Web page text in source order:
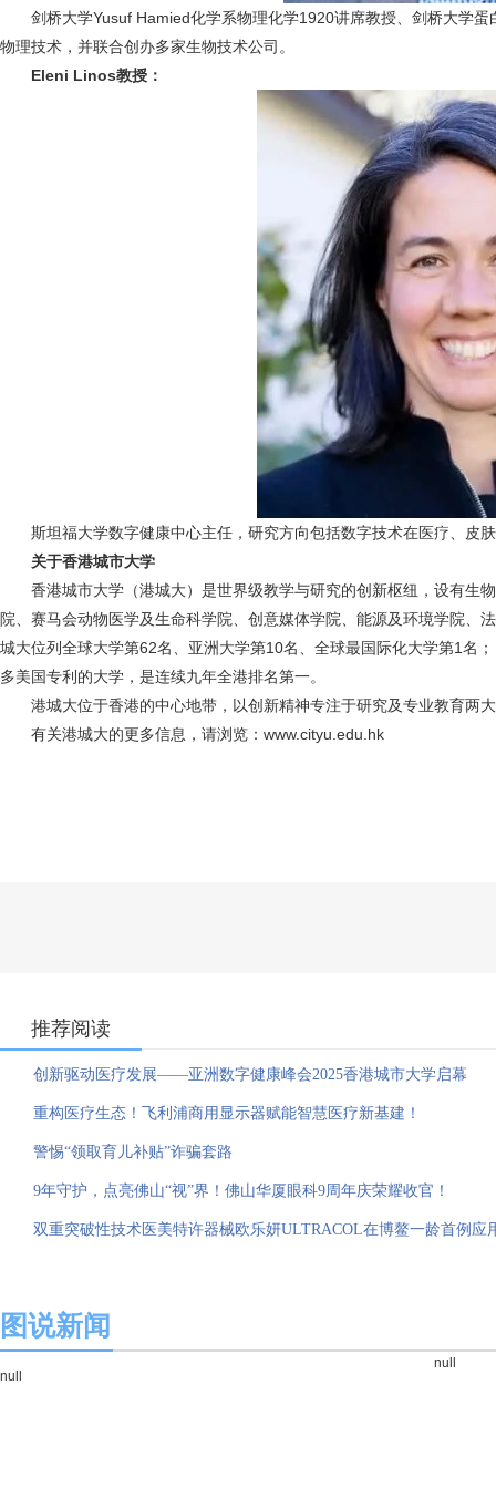
剑桥大学Yusuf Hamied化学系物理化学1920讲席教授、剑桥大学
物理技术，并联合创办多家生物技术公司。
Eleni Linos教授：
斯坦福大学数字健康中心主任，研究方向包括数字技术在医疗、皮
关于香港城市大学
香港城市大学（港城大）是世界级教学与研究的创新枢纽，设有生
院、赛马会动物医学及生命科学院、创意媒体学院、能源及环境学院、
城大位列全球大学第62名、亚洲大学第10名、全球最国际化大学第1名
多美国专利的大学，是连续九年全港排名第一。
港城大位于香港的中心地带，以创新精神专注于研究及专业教育两
有关港城大的更多信息，请浏览：www.cityu.edu.hk
推荐阅读
创新驱动医疗发展——亚洲数字健康峰会2025香港城市大学启幕
重构医疗生态！飞利浦商用显示器赋能智慧医疗新基建！
警惕“领取育儿补贴”诈骗套路
9年守护，点亮佛山“视”界！佛山华厦眼科9周年庆荣耀收官！
双重突破性技术医美特许器械欧乐妍ULTRACOL在博鳌一龄首例应
图说新闻
null
null